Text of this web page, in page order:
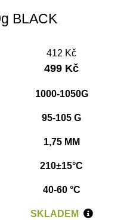
BLACK
412 Kč
499 Kč
1000-1050G
95-105 G
1,75 MM
210±15°C
40-60 °C
SKLADEM